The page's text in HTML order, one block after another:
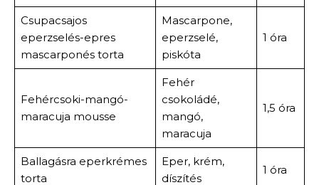
Csupacsajos
eperzselés-epres
mascarponés torta
Mascarpone,
eperzselé,
piskóta
1 óra
Fehércsoki-mangó-
maracuja mousse
Fehér
csokoládé,
mangó,
maracuja
1,5 óra
Ballagásra eperkrémes
torta
Eper, krém,
díszítés
1 óra